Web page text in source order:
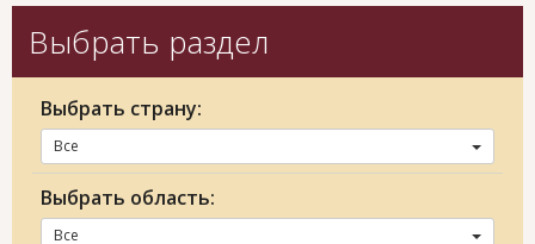
Выбрать раздел
Выбрать страну:
Все
Выбрать область:
Все